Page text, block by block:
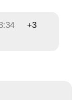
+3